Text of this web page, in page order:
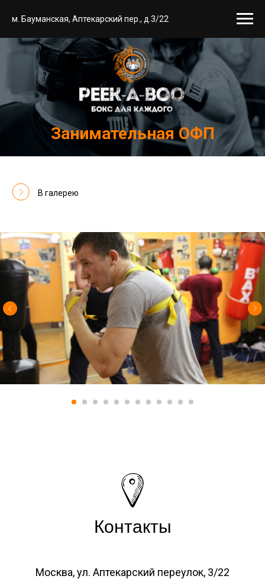
м. Бауманская, Аптекарский пер., д.3/22
Занимательная ОФП
В галерею
Контакты
Москва, ул. Аптекарский переулок, 3/22